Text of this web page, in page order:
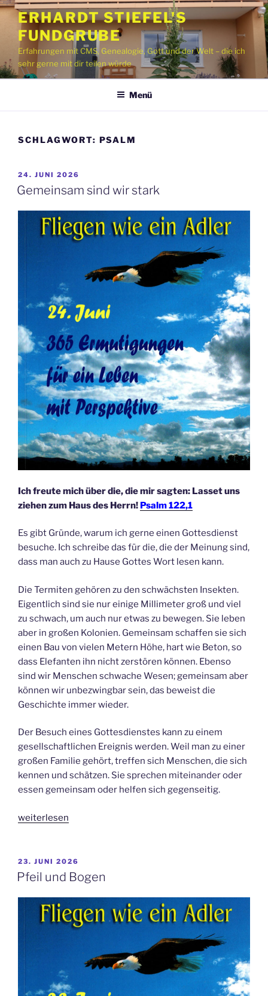
Zum
Inhalt
springen
ERHARDT STIEFEL'S
FUNDGRUBE
Erfahrungen mit CMS, Genealogie, Gott und der Welt – die ich
sehr gerne mit dir teilen würde
Menü
SCHLAGWORT: PSALM
VERÖFFENTLICHT
AM
24. JUNI 2026
Gemeinsam sind wir stark
Ich freute mich über die, die mir sagten: Lasset uns
ziehen zum Haus des Herrn! Psalm 122,1
Es gibt Gründe, warum ich gerne einen Gottesdienst
besuche. Ich schreibe das für die, die der Meinung sind,
dass man auch zu Hause Gottes Wort lesen kann.
Die Termiten gehören zu den schwächsten Insekten.
Eigentlich sind sie nur einige Millimeter groß und viel
zu schwach, um auch nur etwas zu bewegen. Sie leben
aber in großen Kolonien. Gemeinsam schaffen sie sich
einen Bau von vielen Metern Höhe, hart wie Beton, so
dass Elefanten ihn nicht zerstören können. Ebenso
sind wir Menschen schwache Wesen; gemeinsam aber
können wir unbezwingbar sein, das beweist die
Geschichte immer wieder.
Der Besuch eines Gottesdienstes kann zu einem
gesellschaftlichen Ereignis werden. Weil man zu einer
großen Familie gehört, treffen sich Menschen, die sich
kennen und schätzen. Sie sprechen miteinander oder
essen gemeinsam oder helfen sich gegenseitig.
„Gemeinsam
stark“
weiterlesen
VERÖFFENTLICHT
AM
23. JUNI 2026
Pfeil und Bogen